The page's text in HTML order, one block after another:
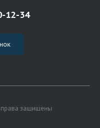
12-34
защищены